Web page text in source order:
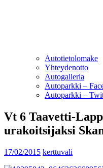
Autotietolomake
Yhteydenotto
Autogalleria
Autoparkki –
Autoparkki –
Vt 6 Taavetti-
urakoitsijaksi
17/02/2015 kerttuvali